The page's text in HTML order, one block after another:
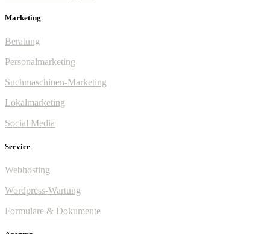
Marketing
Beratung
Personalmarketing
Suchmaschinen-Marketing
Lokalmarketing
Social Media
Service
Webhosting
Wordpress-Wartung
Formulare & Dokumente